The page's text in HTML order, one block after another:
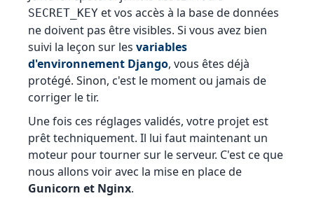
SECRET_KEY et vos accès à la base de données
ne doivent pas être visibles. Si vous avez bien
suivi la leçon sur les variables
d'environnement Django, vous êtes déjà
protégé. Sinon, c'est le moment ou jamais de
corriger le tir.
Une fois ces réglages validés, votre projet est
prêt techniquement. Il lui faut maintenant un
moteur pour tourner sur le serveur. C'est ce que
nous allons voir avec la mise en place de
Gunicorn et Nginx.